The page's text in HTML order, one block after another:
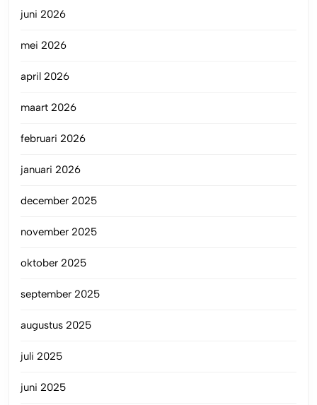
juni 2026
mei 2026
april 2026
maart 2026
februari 2026
januari 2026
december 2025
november 2025
oktober 2025
september 2025
augustus 2025
juli 2025
juni 2025